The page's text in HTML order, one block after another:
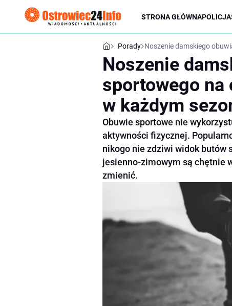
STRONA GŁÓWNAPOLICJA
Porady Noszenie damskiego
Noszenie
sportowego na
w każdym
Obuwie sportowe nie
aktywności fizycznej.
nikogo nie zdziwi widok butów
jesienno-zimowym są chętnie
zmienić.